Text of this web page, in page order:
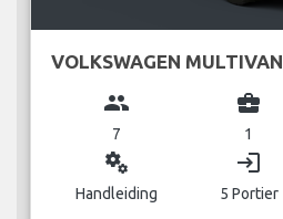
VOLKSWAGEN MULTIVAN
group
7
business_center
1
miscellaneous_services
Handleiding
login
5 Portier